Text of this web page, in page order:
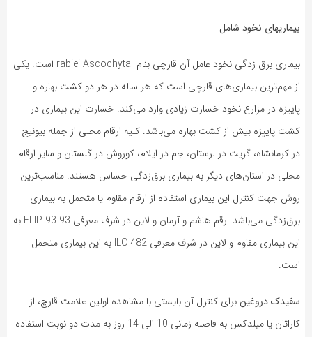
بیماریهای نخود شامل
بیماری برق زدگی نخود عامل آن قارچی بنام rabiei Ascochyta است. یکی
از مهم‌ترین بیماری‌های قارچی است که هر ساله در هر دو کشت بهاره و
پاییزه در مزارع نخود خسارت زیادی وارد می‌کند. خسارت این بیماری در
کشت پاییزه بیش از کشت بهاره می‌باشد. کلیه ارقام محلی از جمله بیونیج
در کرمانشاه، گریت در لرستان، جم در ایلام، کوروش در گلستان و سایر ارقام
محلی در استان‌های دیگر به بیماری برق‌زدگی حساس هستند. مناسب‌ترین
روش جهت کنترل این بیماری استفاده از ارقام مقاوم یا متحمل به بیماری
برق‌زدگی می‌باشد. رقم هاشم و آرمان و لاین در شرف معرفی FLIP 93-93 به
این بیماری مقاوم و لاین در شرف معرفی ILC 482 به این بیماری متحمل
است.
سفیدک دروغینبرای کنترل آن بایستی با مشاهده اولین علامت قارچ، از
کاراتان یا میلدکس به فاصله زمانی 10 الی 14 روز به مدت دو نوبت استفاده